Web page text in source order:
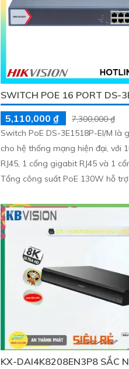
SWITCH POE 16 PORT DS-
5,110,000 ₫
7,300,000 ₫
Switch PoE DS-3E1518P-EI/M là
cho hệ thống mạng hiện đại, với
RJ45, 1 cổng gigabit RJ45 và 1
Tổng công suất PoE 130W hỗ
KX-DAI4K8208EN3P8 SẮC